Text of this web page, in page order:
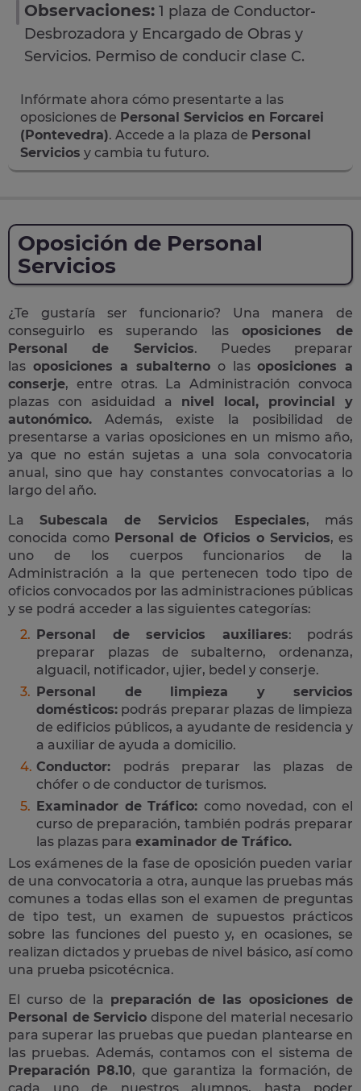
Observaciones: 1 plaza de Conductor-
Desbrozadora y Encargado de Obras y
Servicios. Permiso de conducir clase C.
Infórmate ahora cómo presentarte a las
oposiciones de Personal Servicios en Forcarei
(Pontevedra). Accede a la plaza de Personal
Servicios y cambia tu futuro.
Oposición de Personal
Servicios
¿Te gustaría ser funcionario? Una manera de
conseguirlo es superando lasoposiciones de
Personal de Servicios. Puedes preparar
las oposiciones a subalterno o lasoposiciones a
conserje, entre otras. La Administración convoca
plazas con asiduidad a nivel local, provincial y
autonómico. Además, existe la posibilidad de
presentarse a varias oposiciones en un mismo año,
ya que no están sujetas a una sola convocatoria
anual, sino que hay constantes convocatorias a lo
largo del año.
LaSubescala de Servicios Especiales, más
conocida como Personal de Oficios o Servicios, es
uno de los cuerpos funcionarios de la
Administración a la que pertenecen todo tipo de
oficios convocados por las administraciones públicas
y se podrá acceder a las siguientes categorías:
Personal de servicios auxiliares: podrás
preparar plazas de subalterno, ordenanza,
alguacil, notificador, ujier, bedel y conserje.
Personal de limpieza y servicios
domésticos: podrás preparar plazas de limpieza
de edificios públicos, a ayudante de residencia y
a auxiliar de ayuda a domicilio.
Conductor: podrás preparar las plazas de
chófer o de conductor de turismos.
Examinador de Tráfico: como novedad, con el
curso de preparación, también podrás preparar
las plazas para examinador de Tráfico.
Los exámenes de la fase de oposición pueden variar
de una convocatoria a otra, aunque las pruebas más
comunes a todas ellas son el examen de preguntas
de tipo test, un examen de supuestos prácticos
sobre las funciones del puesto y, en ocasiones, se
realizan dictados y pruebas de nivel básico, así como
una prueba psicotécnica.
El curso de la preparación de las oposiciones de
Personal de Servicio dispone del material necesario
para superar las pruebas que puedan plantearse en
las pruebas. Además, contamos con el sistema de
Preparación P8.10, que garantiza la formación, de